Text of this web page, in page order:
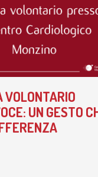
Endocrinologia e
tessuti cardiovascolari
multiparametrico
VOLONTARIO
UN GESTO